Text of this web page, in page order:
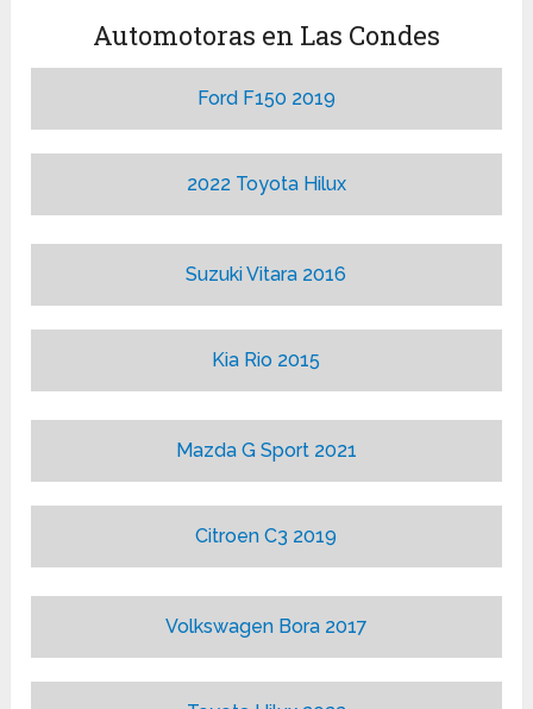
Automotoras en Las Condes
Ford F150 2019
2022 Toyota Hilux
Suzuki Vitara 2016
Kia Rio 2015
Mazda G Sport 2021
Citroen C3 2019
Volkswagen Bora 2017